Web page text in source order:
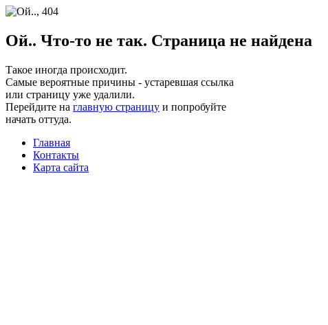
Ой.. Что-то не так. Страница не найдена
Такое иногда происходит.
Самые вероятные причины - устаревшая ссылка
или страницу уже удалили.
Перейдите на главную страницу и попробуйте
начать оттуда.
Главная
Контакты
Карта сайта